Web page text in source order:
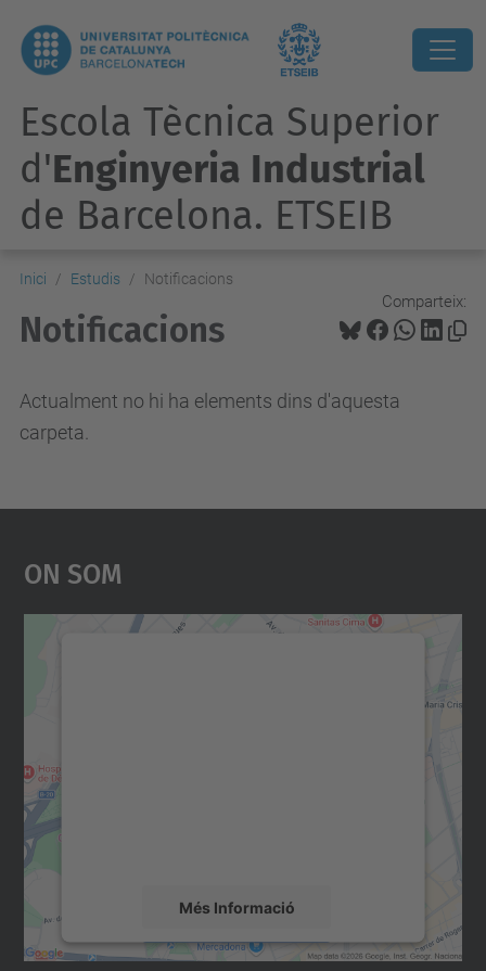
Escola Tècnica Superior
d'Enginyeria Industrial
de Barcelona. ETSEIB
Inici Estudis Notificacions
Comparteix:
Notificacions
Actualment no hi ha elements dins d'aquesta
carpeta.
On Som
Més Informació
Accepta